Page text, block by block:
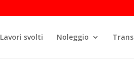
Lavori svolti Noleggio